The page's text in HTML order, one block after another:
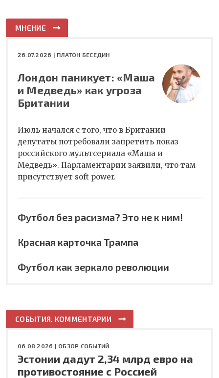
МНЕНИЕ
26.07.2026 | ПЛАТОН БЕСЕДИН
Лондон паникует: «Маша
и Медведь» как угроза
Британии
Июль начался с того, что в Британии
депутаты потребовали запретить показ
российского мультсериала «Маша и
Медведь». Парламентарии заявили, что там
присутствует soft power.
Футбол без расизма? Это не к ним!
Красная карточка Трампа
Футбол как зеркало революции
СОБЫТИЯ. КОММЕНТАРИИ
06.08.2026 | ОБЗОР СОБЫТИЙ
Эстонии дадут 2,34 млрд евро на
противостояние с Россией